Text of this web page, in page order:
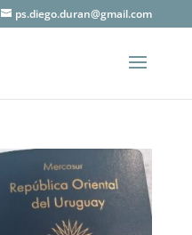
ps.diego.duran@gmail.com